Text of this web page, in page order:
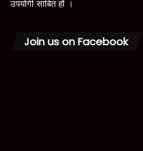
उपयोगी साबित हों ।
Join us on Facebook